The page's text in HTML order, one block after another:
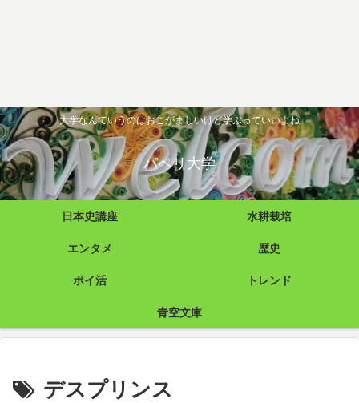
大学なんていうのはおこがましいけど学ぶっていいよね
パペリ大学
日本史講座 水耕栽培
エンタメ 歴史
ポイ活 トレンド
青空文庫
デスプリンス